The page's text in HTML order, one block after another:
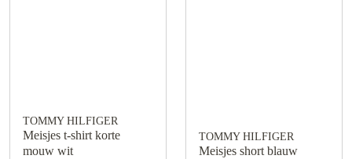
TOMMY HILFIGER
Meisjes t-shirt korte
mouw wit
TOMMY HILFIGER
Meisjes short blauw